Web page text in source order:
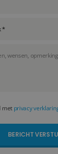
met privacy